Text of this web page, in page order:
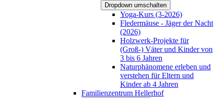
Dropdown umschalten
Yoga-Kurs (3-2026)
Fledermäuse - Jäger der Nacht
(2026)
Holzwerk-Projekte für
(Groß-) Väter und Kinder von
3 bis 6 Jahren
Naturphänomene erleben und
verstehen für Eltern und
Kinder ab 4 Jahren
Familienzentrum Hellerhof